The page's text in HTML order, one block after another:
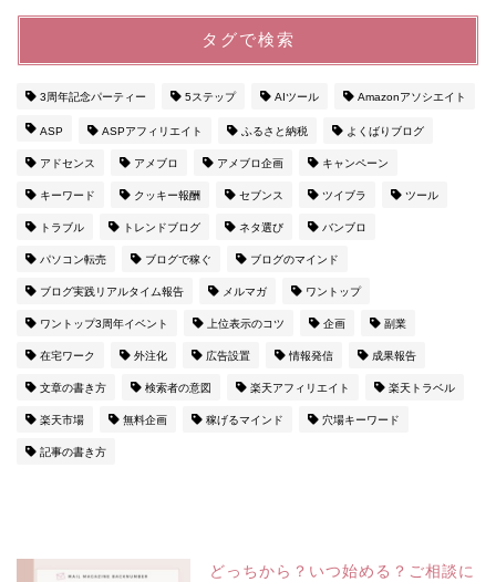
タグで検索
3周年記念パーティー 5ステップ AIツール Amazonアソシエイト
ASP ASPアフィリエイト ふるさと納税 よくばりブログ
アドセンス アメブロ アメブロ企画 キャンペーン
キーワード クッキー報酬 セブンス ツイブラ ツール
トラブル トレンドブログ ネタ選び バンブロ
パソコン転売 ブログで稼ぐ ブログのマインド
ブログ実践リアルタイム報告 メルマガ ワントップ
ワントップ3周年イベント 上位表示のコツ 企画 副業
在宅ワーク 外注化 広告設置 情報発信 成果報告
文章の書き方 検索者の意図 楽天アフィリエイト 楽天トラベル
楽天市場 無料企画 稼げるマインド 穴場キーワード
記事の書き方
どっちから？いつ始める？ご相談に